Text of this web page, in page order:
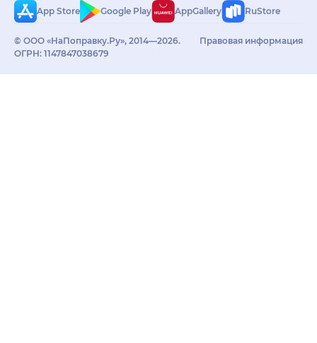
App Store
Google Play AppGallery RuStore
© ООО «НаПоправку.Ру», 2014—2026.
ОГРН: 1147847038679
Правовая информация